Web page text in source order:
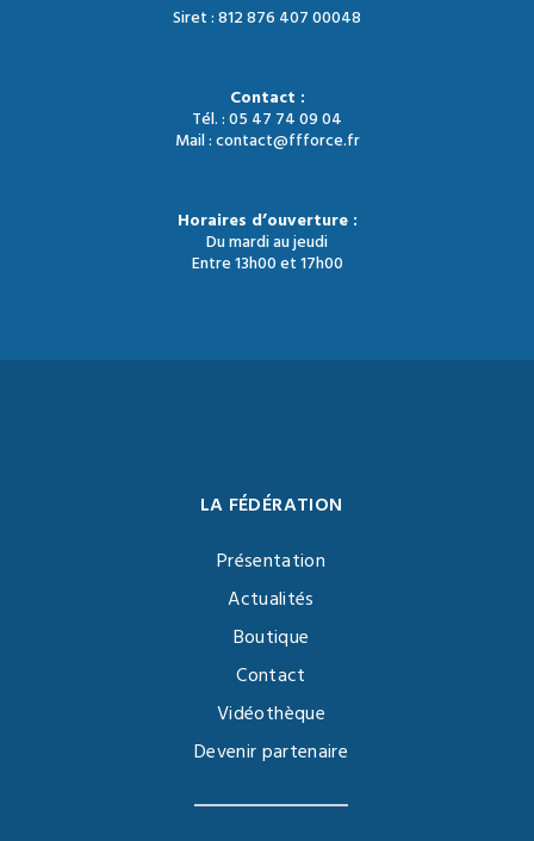
Siret : 812 876 407 00048
Contact :
Tél. : 05 47 74 09 04
Mail : contact@ffforce.fr
Horaires d’ouverture :
Du mardi au jeudi
Entre 13h00 et 17h00
LA FÉDÉRATION
Présentation
Actualités
Boutique
Contact
Vidéothèque
Devenir partenaire